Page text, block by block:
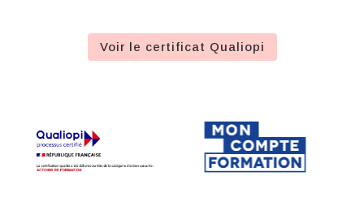
Voir le certificat Qualiopi